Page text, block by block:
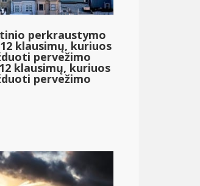
perkraustymo
klausimų, kuriuos
pervežimo
klausimų, kuriuos
pervežimo